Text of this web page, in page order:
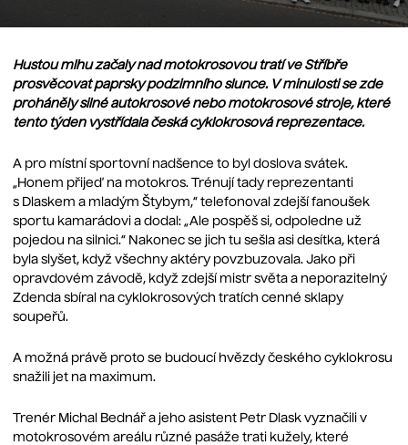
Hustou mlhu začaly nad motokrosovou tratí ve Stříbře
prosvěcovat paprsky podzimního slunce. V minulosti se zde
proháněly silné autokrosové nebo motokrosové stroje, které
tento týden vystřídala česká cyklokrosová reprezentace.
A pro místní sportovní nadšence to byl doslova svátek.
„Honem přijeď na motokros. Trénují tady reprezentanti
s Dlaskem a mladým Štybym,“ telefonoval zdejší fanoušek
sportu kamarádovi a dodal: „Ale pospěš si, odpoledne už
pojedou na silnici.“ Nakonec se jich tu sešla asi desítka, která
byla slyšet, když všechny aktéry povzbuzovala. Jako při
opravdovém závodě, když zdejší mistr světa a neporazitelný
Zdenda sbíral na cyklokrosových tratích cenné sklapy
soupeřů.
A možná právě proto se budoucí hvězdy českého cyklokrosu
snažili jet na maximum.
Trenér Michal Bednář a jeho asistent Petr Dlask vyznačili v
motokrosovém areálu různé pasáže trati kužely, které